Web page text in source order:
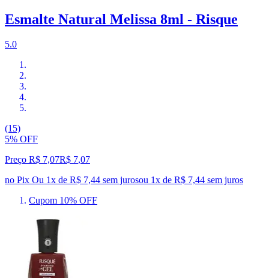
Esmalte Natural Melissa 8ml - Risque
5.0
(15)
5% OFF
Preço R$ 7,07R$ 7,07
no Pix Ou 1x de R$ 7,44 sem jurosou 1x de R$ 7,44 sem juros
Cupom 10% OFF